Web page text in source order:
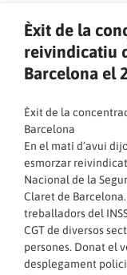
Èxit de la
reivindicatiu
Barcelona el
Èxit de la
Barcelona
En el matí d’avui
esmorzar
Nacional de la
Claret de
treballadors del
CGT de diversos
persones. Donat el
desplegament